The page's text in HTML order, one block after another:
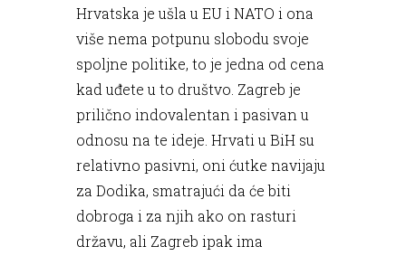
Hrvatska je ušla u EU i NATO i ona
više nema potpunu slobodu svoje
spoljne politike, to je jedna od cena
kad uđete u to društvo. Zagreb je
prilično indovalentan i pasivan u
odnosu na te ideje. Hrvati u BiH su
relativno pasivni, oni ćutke navijaju
za Dodika, smatrajući da će biti
dobroga i za njih ako on rasturi
državu, ali Zagreb ipak ima